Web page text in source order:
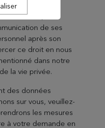
de définir des
à
de ses
après son
ce droit en nous
dans notre
la vie privée.
des données
sur vous, veuillez-
les mesures
à votre demande en